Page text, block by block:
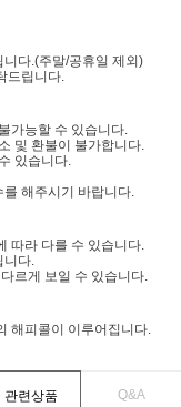
다.(주말/공휴일 제외)
드립니다.
가능할 수 있습니다.
및 환불이 불가합니다.
있습니다.
해주시기 바랍니다.
따라 다를 수 있습니다.
다.
르게 보일 수 있습니다.
해피콜이 이루어집니다.
관련상품 Q&A